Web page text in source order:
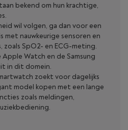
bekend om hun krachtige,
wil volgen, ga dan voor een
nauwkeurige sensoren en
zoals SpO2- en ECG-meting.
Watch en de Samsung
in dit domein.
zoekt voor dagelijks
model kopen met een lange
zoals meldingen,